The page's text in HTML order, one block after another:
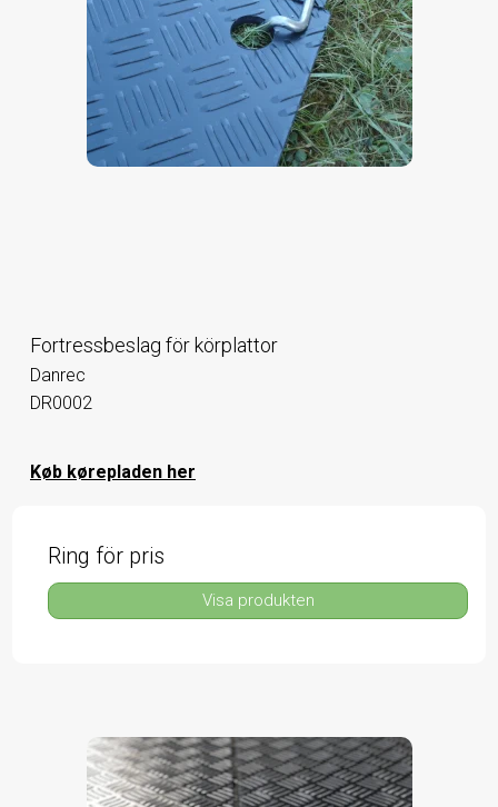
Fortressbeslag för körplattor
Danrec
DR0002
Køb kørepladen her
Ring för pris
Visa produkten